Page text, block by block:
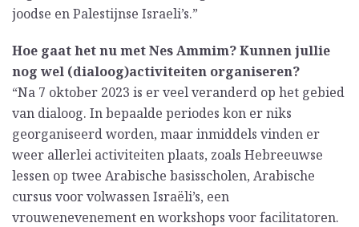
joodse en Palestijnse Israeli’s.”
Hoe gaat het nu met Nes Ammim? Kunnen jullie
nog wel (dialoog)activiteiten organiseren?
“Na 7 oktober 2023 is er veel veranderd op het gebied
van dialoog. In bepaalde periodes kon er niks
georganiseerd worden, maar inmiddels vinden er
weer allerlei activiteiten plaats, zoals Hebreeuwse
lessen op twee Arabische basisscholen, Arabische
cursus voor volwassen Israëli’s, een
vrouwenevenement en workshops voor facilitatoren.